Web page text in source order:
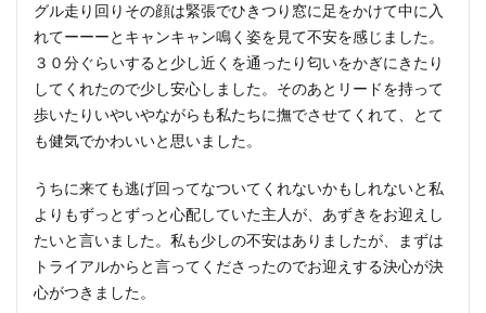
グル走り回りその顔は緊張でひきつり窓に足をかけて中に入
れてーーーとキャンキャン鳴く姿を見て不安を感じました。
３０分ぐらいすると少し近くを通ったり匂いをかぎにきたり
してくれたので少し安心しました。そのあとリードを持って
歩いたりいやいやながらも私たちに撫でさせてくれて、とて
も健気でかわいいと思いました。
うちに来ても逃げ回ってなついてくれないかもしれないと私
よりもずっとずっと心配していた主人が、あずきをお迎えし
たいと言いました。私も少しの不安はありましたが、まずは
トライアルからと言ってくださったのでお迎えする決心が決
心がつきました。